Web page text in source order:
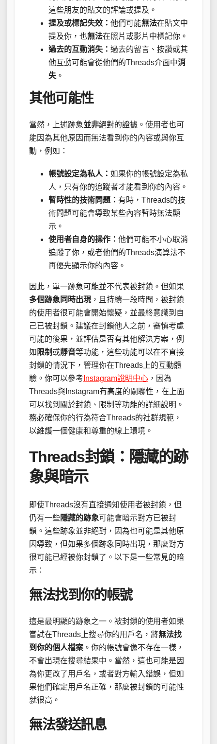
這些朋友的貼文的評論或提及。
提及或標記失效： 他們可能無法在貼文中
提及你，也無法在照片或影片中標記你。
過去的互動消失： 過去的留言、按讚或其
他互動可能會從他們的Threads介面中消
失 。
其他可能性
當然，上述跡象並非絕對的證據。使用者也可
能因為其他原因而無法看到你的內容或與你互
動，例如：
帳號設定為私人： 如果你的帳號設定為私
人，只有你的追蹤者才能看到你的內容。
暫時性的技術問題： 有時，Threads的技
術問題可能會導致某些內容暫時無法顯
示。
使用者自身的操作： 他們可能不小心取消
追蹤了你，或者他們的Threads演算法不
再優先顯示你的內容。
因此，單一跡象可能並不代表被封鎖。但如果
多個跡象同時出現，且持續一段時間，被封鎖
的使用者很可能會開始懷疑，並最終意識到自
己已被封鎖。建議在封鎖他人之前，審慎考慮
可能的後果，並評估是否有其他解決方案，例
如 限制 或靜音等功能，這些功能可以在不直接
封鎖的情況下，管理你在Threads上的互動體
驗。你可以參考 Instagram說明中心 ，因為
Threads與Instagram有高度的關聯性，在上面
可以找到關於封鎖、限制等功能的詳細說明。
務必確保你的行為符合Threads的社群規範，
以維護一個健康和尊重的線上環境。
Threads封鎖：隱藏的跡
象與暗示
即使Threads沒有直接通知使用者被封鎖，但
仍有一些隱藏的跡象可能會暗示對方已被封
鎖。這些跡象並非絕對，因為也可能是其他原
因導致，但如果多個跡象同時出現，那麼對方
很可能已經被你封鎖了。以下是一些常見的暗
示：
無法找到你的帳號
這是最明顯的跡象之一。被封鎖的使用者如果
嘗試在Threads上搜尋你的用戶名，將無法找
到你的個人檔案 。你的帳號會像不存在一樣，
不會出現在搜尋結果中。當然，這也可能是因
為你更改了用戶名，或者對方輸入錯誤，但如
果他們確定用戶名正確，那麼被封鎖的可能性
就很高。
無法發送訊息